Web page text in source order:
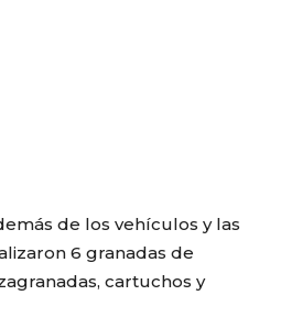
de los vehículos y las
6 granadas de
cartuchos y